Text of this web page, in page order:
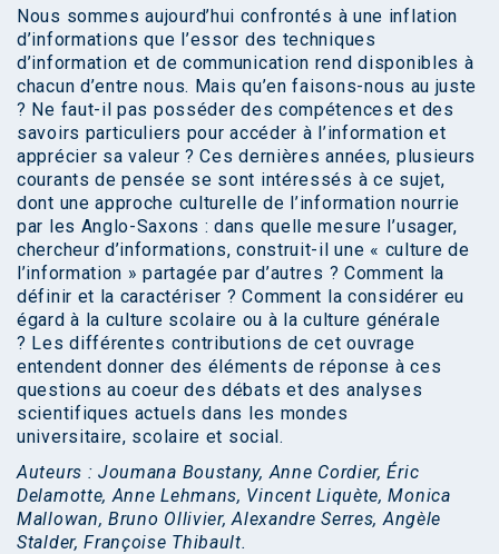
Nous sommes aujourd’hui confrontés à une inflation
d’informations que l’essor des techniques
d’information et de communication rend disponibles à
chacun d’entre nous. Mais qu’en faisons-nous au juste
? Ne faut-il pas posséder des compétences et des
savoirs particuliers pour accéder à l’information et
apprécier sa valeur ? Ces dernières années, plusieurs
courants de pensée se sont intéressés à ce sujet,
dont une approche culturelle de l’information nourrie
par les Anglo-Saxons : dans quelle mesure l’usager,
chercheur d’informations, construit-il une « culture de
l’information » partagée par d’autres ? Comment la
définir et la caractériser ? Comment la considérer eu
égard à la culture scolaire ou à la culture générale
? Les différentes contributions de cet ouvrage
entendent donner des éléments de réponse à ces
questions au coeur des débats et des analyses
scientifiques actuels dans les mondes
universitaire, scolaire et social.
Auteurs : Joumana Boustany, Anne Cordier, Éric
Delamotte, Anne Lehmans, Vincent Liquète, Monica
Mallowan, Bruno Ollivier, Alexandre Serres, Angèle
Stalder, Françoise Thibault.